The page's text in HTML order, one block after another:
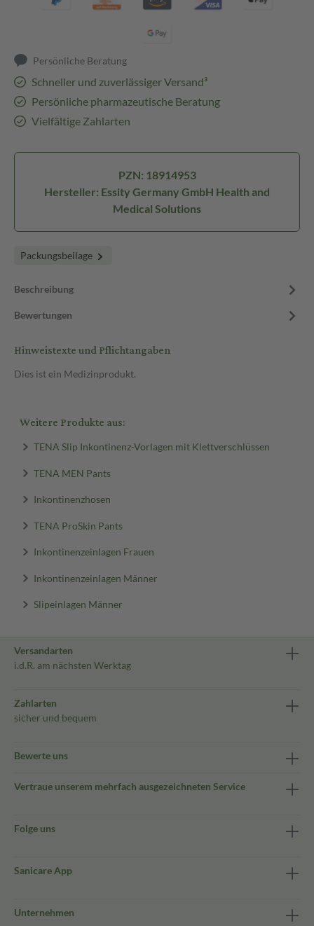
Persönliche Beratung
Schneller und zuverlässiger Versand³
Persönliche pharmazeutische Beratung
Vielfältige Zahlarten
PZN: 18914953
Hersteller: Essity Germany GmbH Health and
Medical Solutions
Packungsbeilage
Beschreibung
Bewertungen
Hinweistexte und Pflichtangaben
Dies ist ein Medizinprodukt.
Weitere Produkte aus:
TENA Slip Inkontinenz-Vorlagen mit Klettverschlüssen
TENA MEN Pants
Inkontinenzhosen
TENA ProSkin Pants
Inkontinenzeinlagen Frauen
Inkontinenzeinlagen Männer
Slipeinlagen Männer
Versandarten
i.d.R. am nächsten Werktag
Zahlarten
sicher und bequem
Bewerte uns
Vertraue unserem mehrfach ausgezeichneten Service
Folge uns
Sanicare App
Unternehmen